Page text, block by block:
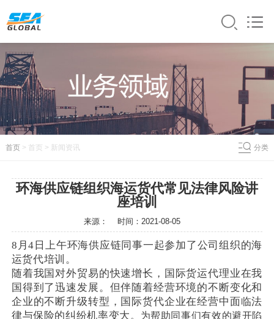
首页> 首页 > 新闻 资讯 分类
环海供应链组织海运货代常见法律风险讲
座培训
来源： 时间： 2021-08-05
8月4日上午环海供应链同事一起参加了公司组织的海
运货代培训。
随着我国对外贸易的快速增长，国际货运代理业在我
国得到了迅速发展。但伴随着经营环境的不断变化和
企业的不断升级转型，国际货代企业在经营中面临法
律与保险的纠纷机率变大 。 为帮助同事们有效的避开陷